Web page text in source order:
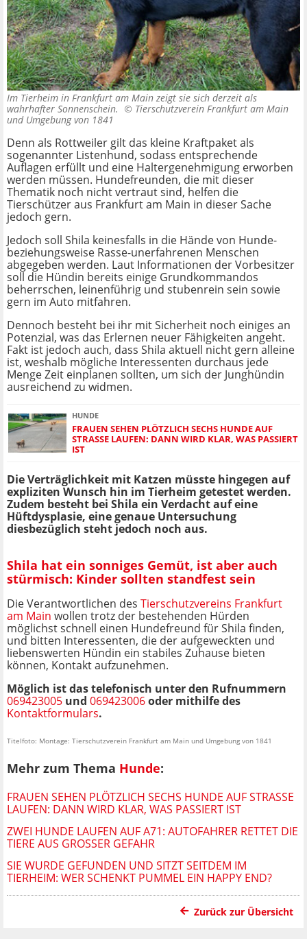
Im Tierheim in Frankfurt am Main zeigt sie sich derzeit als
wahrhafter Sonnenschein. © Tierschutzverein Frankfurt am Main
und Umgebung von 1841
Denn als Rottweiler gilt das kleine Kraftpaket als
sogenannter Listenhund, sodass entsprechende
Auflagen erfüllt und eine Haltergenehmigung erworben
werden müssen. Hundefreunden, die mit dieser
Thematik noch nicht vertraut sind, helfen die
Tierschützer aus Frankfurt am Main in dieser Sache
jedoch gern.
Jedoch soll Shila keinesfalls in die Hände von Hunde-
beziehungsweise Rasse-unerfahrenen Menschen
abgegeben werden. Laut Informationen der Vorbesitzer
soll die Hündin bereits einige Grundkommandos
beherrschen, leinenführig und stubenrein sein sowie
gern im Auto mitfahren.
Dennoch besteht bei ihr mit Sicherheit noch einiges an
Potenzial, was das Erlernen neuer Fähigkeiten angeht.
Fakt ist jedoch auch, dass Shila aktuell nicht gern alleine
ist, weshalb mögliche Interessenten durchaus jede
Menge Zeit einplanen sollten, um sich der Junghündin
ausreichend zu widmen.
HUNDE
FRAUEN SEHEN PLÖTZLICH SECHS HUNDE AUF
STRASSE LAUFEN: DANN WIRD KLAR, WAS PASSIERT I
ST
Die Verträglichkeit mit Katzen müsste hingegen auf
expliziten Wunsch hin im Tierheim getestet werden.
Zudem besteht bei Shila ein Verdacht auf eine
Hüftdysplasie, eine genaue Untersuchung
diesbezüglich steht jedoch noch aus.
Shila hat ein sonniges Gemüt, ist aber auch
stürmisch: Kinder sollten standfest sein
Die Verantwortlichen des Tierschutzvereins Frankfurt
am Main wollen trotz der bestehenden Hürden
möglichst schnell einen Hundefreund für Shila finden,
und bitten Interessenten, die der aufgeweckten und
liebenswerten Hündin ein stabiles Zuhause bieten
können, Kontakt aufzunehmen.
Möglich ist das telefonisch unter den Rufnummern
069423005 und 069423006oder mithilfe des
Kontaktformulars.
Titelfoto: Montage: Tierschutzverein Frankfurt am Main und Umgebung von 1841
Mehr zum Thema Hunde:
FRAUEN SEHEN PLÖTZLICH SECHS HUNDE AUF STRASSE L
AUFEN: DANN WIRD KLAR, WAS PASSIERT IST
ZWEI HUNDE LAUFEN AUF A71: AUTOFAHRER RETTET DIE
TIERE AUS GROSSER GEFAHR
SIE WURDE GEFUNDEN UND SITZT SEITDEM IM
TIERHEIM: WER SCHENKT PUMMEL EIN HAPPY END?
Zurück zur Übersicht